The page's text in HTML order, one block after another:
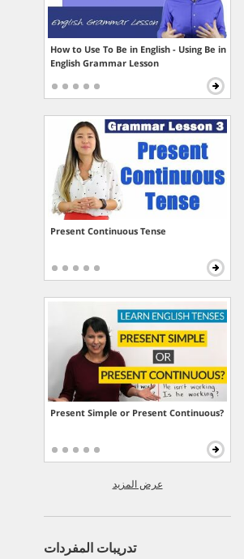
How to Use To Be in English - Using Be in
English Grammar Lesson
Present Continuous Tense
Present Simple or Present Continuous?
عرض المزيد
تدريبات المفردات